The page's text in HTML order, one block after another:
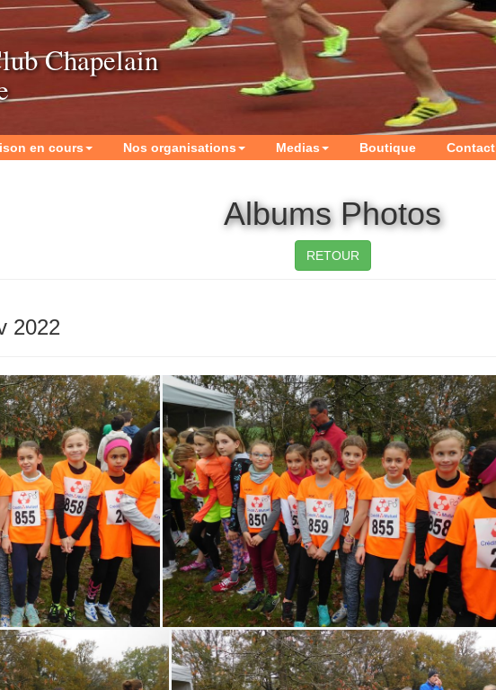
Chapelain
en cours Nos organisations Medias Boutique Contact
Albums Photos
RETOUR
2022